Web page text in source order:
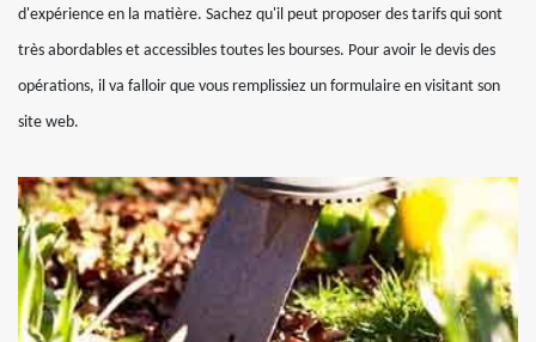
d'expérience en la matière. Sachez qu'il peut proposer des tarifs qui sont
très abordables et accessibles toutes les bourses. Pour avoir le devis des
opérations, il va falloir que vous remplissiez un formulaire en visitant son
site web.